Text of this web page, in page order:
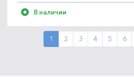
В наличии
1 2 3 4 5 6